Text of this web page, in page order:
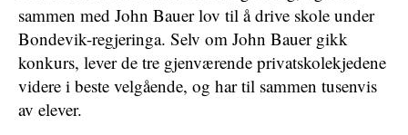
sammen med John Bauer lov til å drive skole under
Bondevik-regjeringa. Selv om John Bauer gikk
konkurs, lever de tre gjenværende privatskolekjedene
videre i beste velgående, og har til sammen tusenvis
av elever.